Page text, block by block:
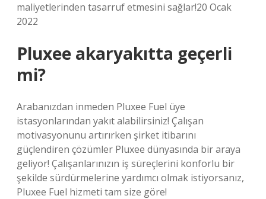
maliyetlerinden tasarruf etmesini sağlar!20 Ocak
2022
Pluxee akaryakıtta geçerli
mi?
Arabanızdan inmeden Pluxee Fuel üye
istasyonlarından yakıt alabilirsiniz! Çalışan
motivasyonunu artırırken şirket itibarını
güçlendiren çözümler Pluxee dünyasında bir araya
geliyor! Çalışanlarınızın iş süreçlerini konforlu bir
şekilde sürdürmelerine yardımcı olmak istiyorsanız,
Pluxee Fuel hizmeti tam size göre!